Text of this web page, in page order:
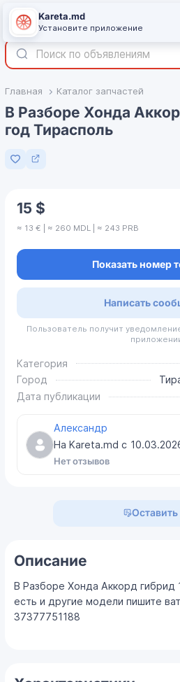
Главная Каталог запчастей
В Разборе Хонда
год Тирасполь
Добавить в избранное
15 $
≈ 13 € | ≈ 260 MDL | ≈ 243 PRB
Показать номер
Написать
Пользователь получит
Категория
Город
Дата публикации
Александр
На Kareta.md с
Нет отзывов
Описание
В Разборе Хонда Аккорд гибрид
есть и другие модели пишите
37377751188
Kareta.md
Установите приложение